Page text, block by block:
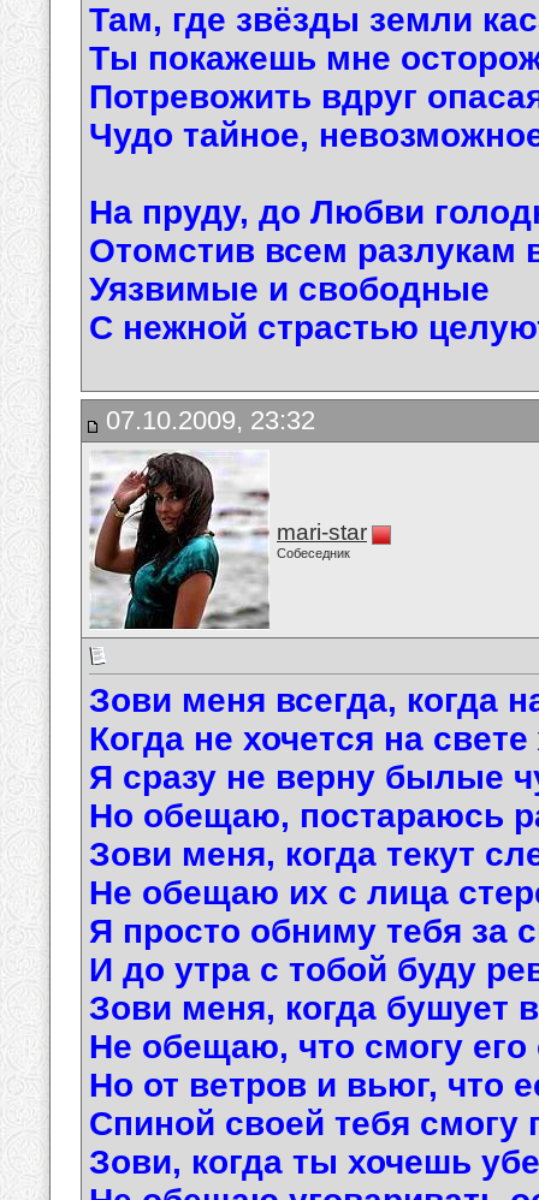
Там, где звёзды земли
Ты покажешь мне
Потревожить вдруг
Чудо тайное,
На пруду, до Любви
Отомстив всем разлукам
Уязвимые и свободные
С нежной страстью
07.10.2009, 23:32
mari-star
Собеседник
Зови меня всегда, когда
Когда не хочется на
Я сразу не верну былые
Но обещаю, постараюсь
Зови меня, когда текут
Не обещаю их с лица
Я просто обниму тебя за
И до утра с тобой буду
Зови меня, когда бушует
Не обещаю, что смогу его
Но от ветров и вьюг, что
Спиной своей тебя смогу
Зови, когда ты хочешь